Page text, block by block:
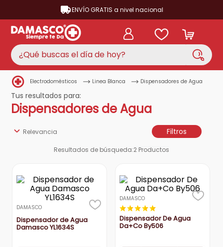
ENVÍO GRATIS a nivel nacional
¿Qué buscas el día de hoy?
Electrodomésticos Linea Blanca Dispensadores de Agua
Tus resultados para:
Dispensadores de Agua
Relevancia Filtros
Resultados de búsqueda:2 Productos
DAMASCO
Dispensador de Agua
Damasco YL1634S
★★★★★
DAMASCO
Dispensador De Agua
Da+Co By506
TÉRMINOS MÁS BUSCADOS
1 . aire acondicionado
3. lavadora
cocina
neveras
7. televisor
8. licuadora